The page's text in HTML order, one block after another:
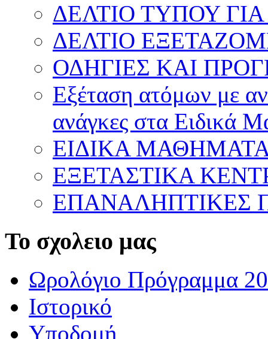
ΔΕΛΤΙΟ ΤΥΠΟΥ
ΔΕΛΤΙΟ
ΟΔΗΓΙΕΣ ΚΑΙ
Εξέταση ατόμων με
ανάγκες στα Ειδικά
ΕΙΔΙΚΑ
ΕΞΕΤΑΣΤΙΚΑ
ΕΠΑΝΑΛΗΠΤΙΚΕΣ
Το σχολειο μας
Ωρολόγιο Πρόγραμμα
Ιστορικό
Υποδομή